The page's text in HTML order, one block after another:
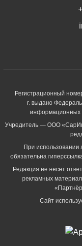
Регистрационный
г. выдано
информационных
Учредитель — ООО
При
обязательна
Редакция не несет
рекламных
Сайт